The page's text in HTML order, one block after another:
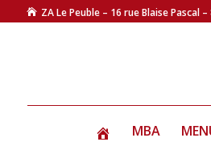
ZA Le Peuble – 16 rue Blaise Pascal
MBA